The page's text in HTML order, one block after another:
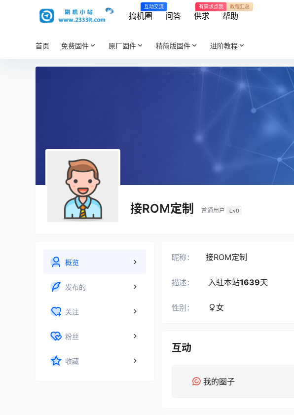
搞机圈
互动交流
问答 供求
有需求点我
帮助
教程汇总
首页 免费固件 原厂固件 精简版固件 进阶教程
接ROM定制 普通用户
Lv0
概览
发布的
关注
粉丝
收藏
昵称： 接ROM定制
描述： 入驻本站1639天
性别： 女
互动
我的圈子